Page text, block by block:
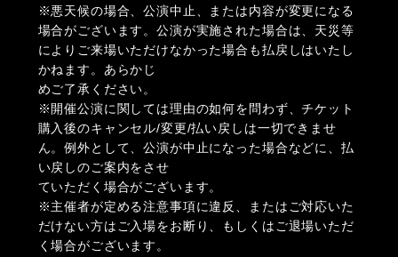
※悪天候の場合、公演中止、または内容が変更になる
場合がございます。公演が実施された場合は、天災等
によりご来場いただけなかった場合も払戻しはいたし
かねます。あらかじ
めご了承ください。
※開催公演に関しては理由の如何を問わず、チケット
購入後のキャンセル/変更/払い戻しは一切できませ
ん。例外として、公演が中止になった場合などに、払
い戻しのご案内をさせ
ていただく場合がございます。
※主催者が定める注意事項に違反、またはご対応いた
だけない方はご入場をお断り、もしくはご退場いただ
く場合がございます。